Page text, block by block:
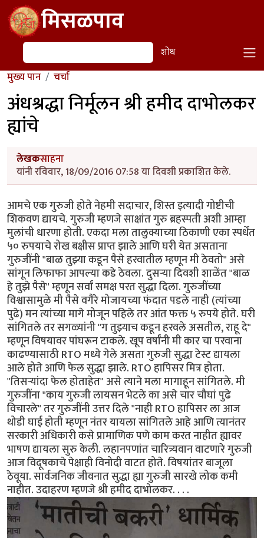
Skip to main contentमिसळपाव
शोध शोध
मुख्य पान चर्चा
अंधश्रद्धा निर्मूलन श्री हमीद दाभोलकर
ह्यांचे
लेखकसाहना
यांनी रविवार, 18/09/2016 07:58 या दिवशी प्रकाशित केले.
आमचे एक गुरुजी होते नेहमी सदाचार, शिस्त इत्यादी गोष्टीची
शिकवण द्यायचे. गुरुजी म्हणजे साक्षांत गुरु ब्रहस्पती अशी आम्हा
मुलांची धारणा होती. एकदा मला तालुक्याच्या ठिकाणी एका स्पर्धेंत
५० रुपयाचे रोख बक्षीस प्राप्त झाले आणि घरी येत असताना
गुरुजींनी "बाळ तुझ्या कडून पैसे हरवातील म्हणून मी ठेवतो" असे
सांगून लिफाफा आपल्या कडे ठेवला. दुसऱ्या दिवशी शाळेंत "बाळ
हे तुझे पैसे" म्हणून सर्वां समक्ष परत सुद्धा दिला. गुरुजींच्या
विश्वासामुळे मी पैसे वगैरे मोजायच्या फंदात पडले नाही (त्यांच्या
पुढे) मन त्यांच्या मागे मोजून पहिले तर आंत फक्त ५ रुपये होते. घरी
सांगितले तर सगळ्यांनी "ग तुझ्याच कडून हरवले असतील, राहू दे"
म्हणून विषयावर पांघरून टाकले. खूप वर्षांनी मी कार चा परवाना
काढण्यासाठी RTO मध्ये गेले असता गुरुजी सुद्धा टेस्ट द्यायला
आले होते आणि फेल सुद्धा झाले. RTO हापिसर मित्र होता.
"तिसऱ्यांदा फेल होताहेत" असे त्याने मला मागाहून सांगितले. मी
गुरुजींना "काय गुरुजी लायसन भेटले का असे चार चौघां पुढे
विचारले" तर गुरुजींनी उत्तर दिले "नाही RTO हापिसर ला आज
थोडी घाई होती म्हणून नंतर यायला सांगितले आहे आणि त्यानंतर
सरकारी अधिकारी कसे प्रामाणिक पणे काम करत नाहीत ह्यावर
भाषण द्यायला सुरु केली. लहानपणांत चारित्र्यवान वाटणारे गुरुजी
आज विदूषकाचे पेक्षाही विनोदी वाटत होते. विषयांतर बाजूला
ठेवूया. सार्वजनिक जीवनात सुद्धा ह्या गुरुजी सारखे लोक कमी
नाहीत. उदाहरण म्हणजे श्री हमीद दाभोलकर. . . .